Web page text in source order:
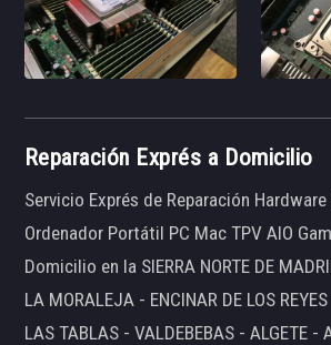
Reparación Exprés a Domicilio
Servicio Exprés de Reparación
Ordenador Portátil PC Mac TPV AIO
Domicilio en la SIERRA NORTE DE
LA MORALEJA - ENCINAR DE LOS
LAS TABLAS - VALDEBEBAS - ALGETE -